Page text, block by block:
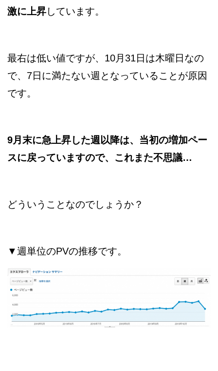
激に上昇しています。
最右は低い値ですが、10月31日は木曜日なの
で、7日に満たない週となっていることが原因
です。
9月末に急上昇した週以降は、当初の増加ペー
スに戻っていますので、これまた不思議…
どういうことなのでしょうか？
▼週単位のPVの推移です。